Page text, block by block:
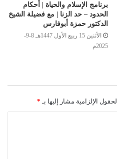
برنامج الإسلام والحياة | أحكام
الحدود – حد الزنا | مع فضيلة الشيخ
الدكتور حمزة أبوفارس
الأثنين 15 ربيع الأول 1447هـ 8-9-
2025م
الحقول الإلزامية مشار إليها بـ *